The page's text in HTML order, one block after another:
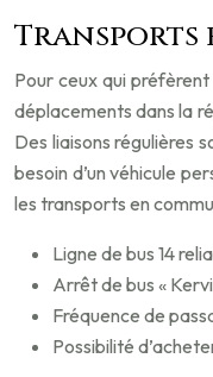
Transports
Pour ceux qui
déplacements dans la
Des liaisons régulières
besoin d’un véhicule
les transports en
Ligne de bus 14
Arrêt de bus «
Fréquence de
Possibilité